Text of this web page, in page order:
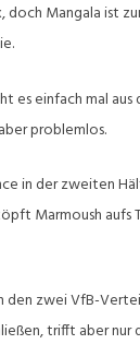
Mangala ist
es einfach mal
problemlos.
in der zweiten
Marmoush aufs
den zwei VfB-
trifft aber nur